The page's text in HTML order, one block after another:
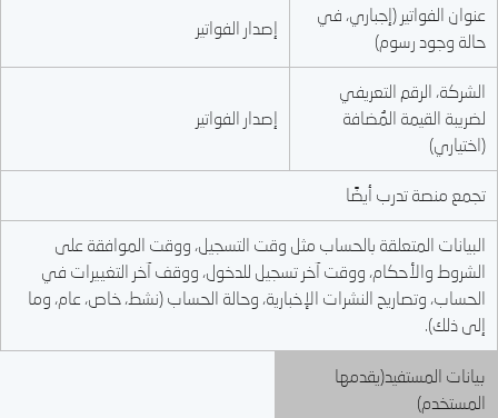
عنوان الفواتير (إجباري، في
حالة وجود رسوم)
إصدار الفواتير
الشركة، الرقم التعريفي
لضريبة القيمة المُضافة
(اختياري)
إصدار الفواتير
تجمع منصة تدرب أيضًا
البيانات المتعلقة بالحساب مثل وقت التسجيل، ووقت الموافقة على
الشروط والأحكام، ووقت آخر تسجيل للدخول، ووقف آخر التغييرات في
الحساب، وتصاريح النشرات الإخبارية، وحالة الحساب (نشط، خاص، عام، وما
إلى ذلك).
بيانات المستفيد(يقدمها
المستخدم)